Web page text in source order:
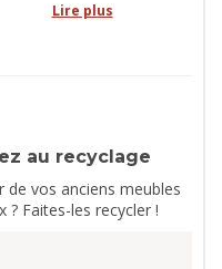
Lire plus
au recyclage
de vos anciens meubles
? Faites-les recycler !